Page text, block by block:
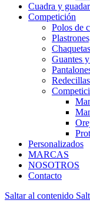
Cuadra y
Competición
Polos de
Guantes
Personalizados
MARCAS
NOSOTROS
Contacto
Saltar al contenido